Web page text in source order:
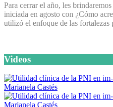
Para cerrar el año, les
iniciada en agosto con ¿Cómo
utilizó el enfoque de las fortalezas
Videos